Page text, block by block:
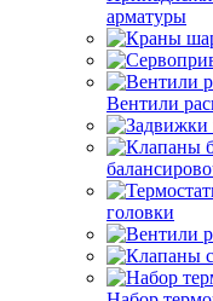
арматуры
Вентили
головки